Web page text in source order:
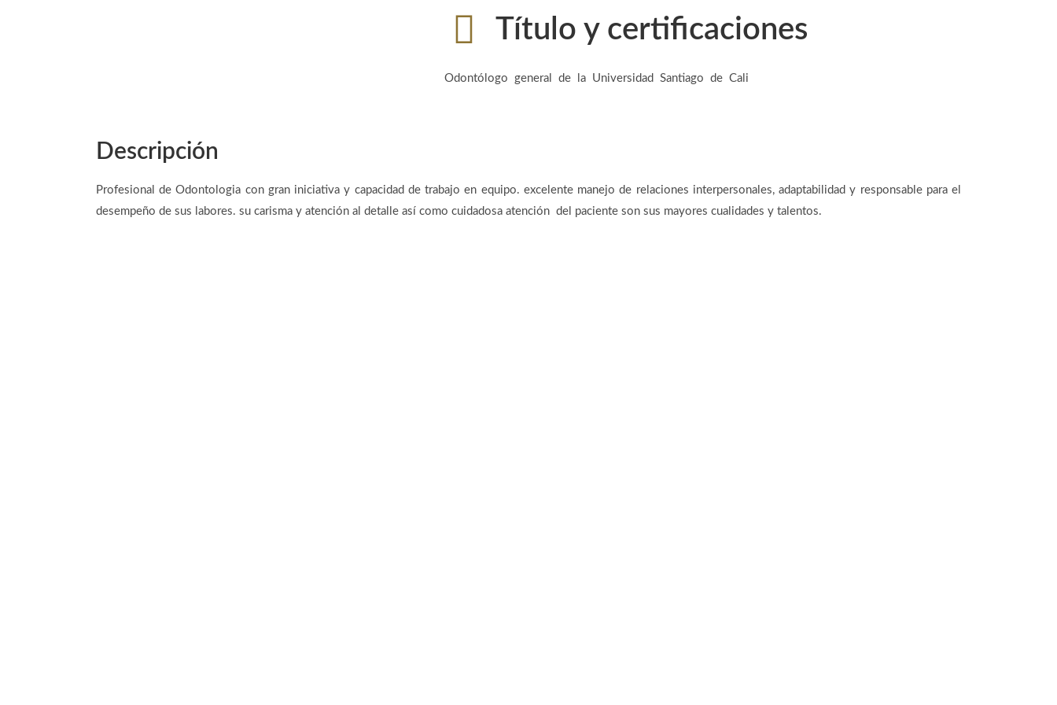
Título y certificaciones
Odontólogo general de la Universidad Santiago de Cali
Descripción
Profesional de Odontologia con gran iniciativa y capacidad de trabajo en equipo. excelente manejo de relaciones interpersonales, adaptabilidad y responsable para el
desempeño de sus labores. su carisma y atención al detalle así como cuidadosa atención del paciente son sus mayores cualidades y talentos.